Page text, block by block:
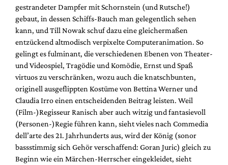
gestrandeter Dampfer mit Schornstein (und Rutsche!)
gebaut, in dessen Schiffs-Bauch man gelegentlich sehen
kann, und Till Nowak schuf dazu eine gleichermaßen
entzückend altmodisch verpixelte Computeranimation. So
gelingt es fulminant, die verschiedenen Ebenen von Theater-
und Videospiel, Tragödie und Komödie, Ernst und Spaß
virtuos zu verschränken, wozu auch die knatschbunten,
originell ausgeflippten Kostüme von Bettina Werner und
Claudia Irro einen entscheidenden Beitrag leisten. Weil
(Film-)Regisseur Ranisch aber auch witzig und fantasievoll
(Personen-)Regie führen kann, sieht vieles nach Commedia
dell’arte des 21. Jahrhunderts aus, wird der König (sonor
bassstimmig sich Gehör verschaffend: Goran Juric) gleich zu
Beginn wie ein Märchen-Herrscher eingekleidet, sieht